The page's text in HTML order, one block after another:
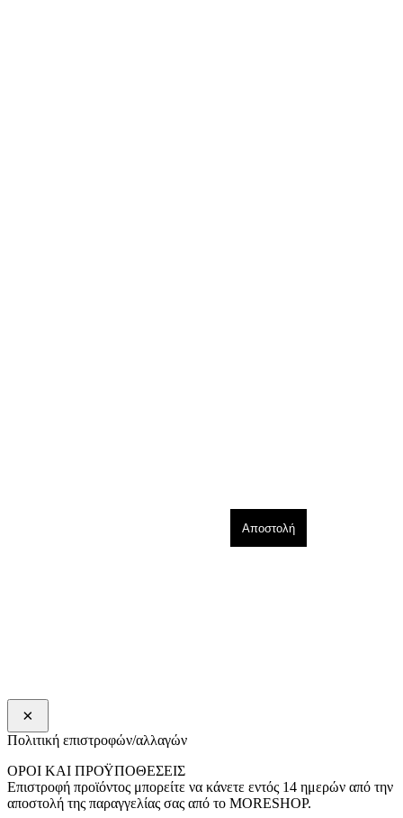
×
Πολιτική επιστροφών/αλλαγών
ΟΡΟΙ ΚΑΙ ΠΡΟΫΠΟΘΕΣΕΙΣ
Επιστροφή προϊόντος μπορείτε να κάνετε εντός 14 ημερών από την
αποστολή της παραγγελίας σας από το MORESHOP.